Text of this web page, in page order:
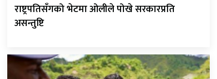
राष्ट्रपतिसँगको भेटमा ओलीले पोखे सरकारप्रति
असन्तुष्टि